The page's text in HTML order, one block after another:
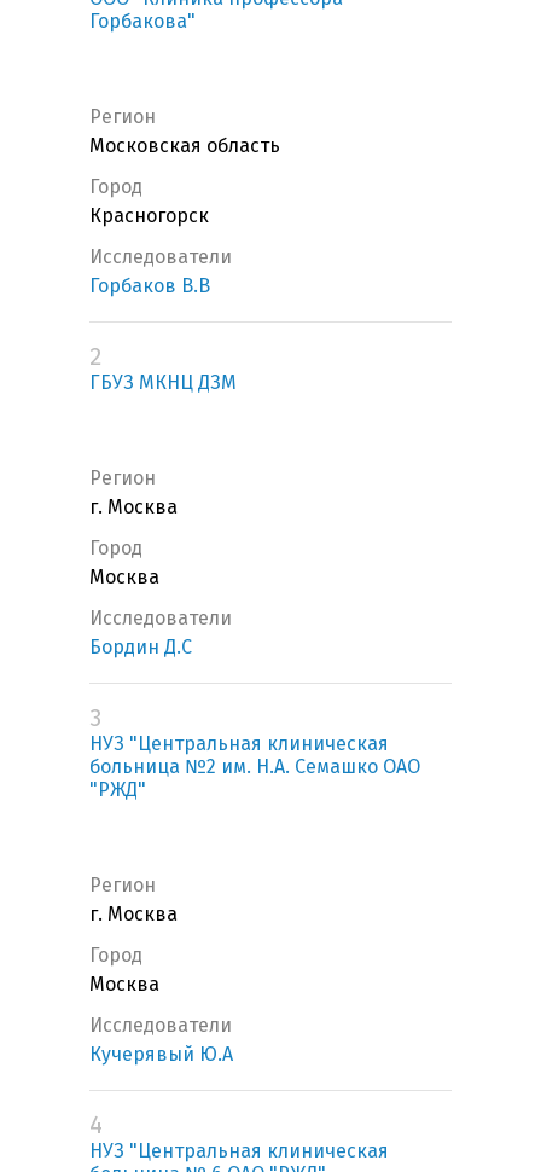
Горбакова"
Регион
Московская область
Город
Красногорск
Исследователи
Горбаков В.В
2
ГБУЗ МКНЦ ДЗМ
Регион
г. Москва
Город
Москва
Исследователи
Бордин Д.С
3
НУЗ "Центральная клиническая
больница №2 им. Н.А. Семашко ОАО
"РЖД"
Регион
г. Москва
Город
Москва
Исследователи
Кучерявый Ю.А
4
НУЗ "Центральная клиническая